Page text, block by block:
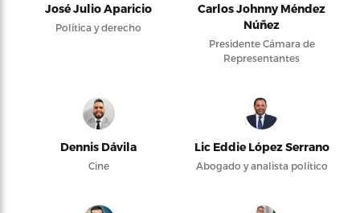
José Julio Aparicio
Política y derecho
Carlos Johnny Méndez
Núñez
Presidente Cámara de
Representantes
Dennis Dávila
Cine
Lic Eddie López Serrano
Abogado y analista político